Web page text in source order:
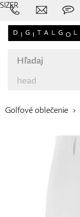
Golfové oblečenie
SIZER